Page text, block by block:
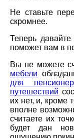
Не ставьте
скромнее.
Теперь давайте
поможет вам в
Вы не можете
мебели
для
путешествий
их нет, и, кроме
вполне
считаете их
будет дан